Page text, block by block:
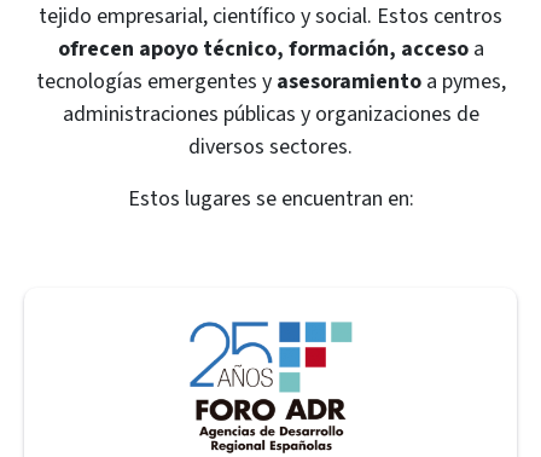
tejido empresarial, científico y social. Estos centros
ofrecen apoyo técnico, formación, accesoa
tecnologías emergentes y asesoramientoa pymes,
administraciones públicas y organizaciones de
diversos sectores.
Estos lugares se encuentran en: